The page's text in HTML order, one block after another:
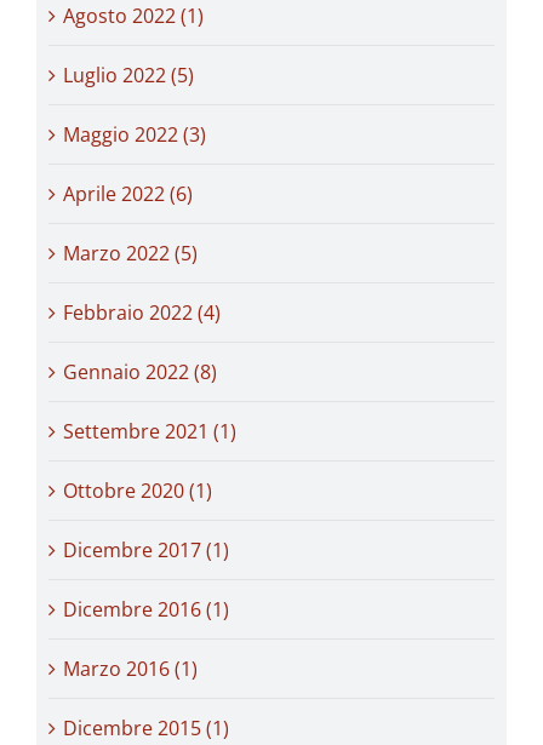
Agosto 2022 (1)
Luglio 2022 (5)
Maggio 2022 (3)
Aprile 2022 (6)
Marzo 2022 (5)
Febbraio 2022 (4)
Gennaio 2022 (8)
Settembre 2021 (1)
Ottobre 2020 (1)
Dicembre 2017 (1)
Dicembre 2016 (1)
Marzo 2016 (1)
Dicembre 2015 (1)